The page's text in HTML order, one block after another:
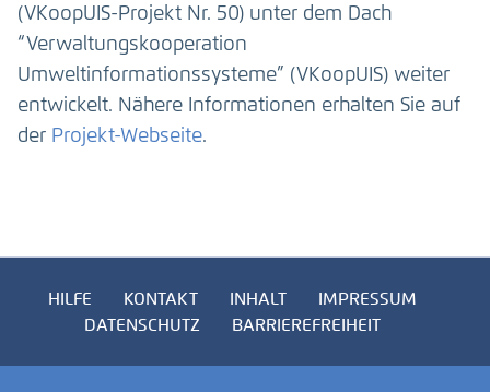
(VKoopUIS-Projekt Nr. 50) unter dem Dach
“Verwaltungskooperation
Umweltinformationssysteme” (VKoopUIS) weiter
entwickelt. Nähere Informationen erhalten Sie auf
der Projekt-Webseite.
HILFE KONTAKT INHALT
IMPRESSUM
DATENSCHUTZ
BARRIEREFREIHEIT